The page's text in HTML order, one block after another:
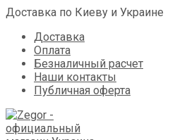
Доставка по Киеву и Украине
Доставка
Оплата
Безналичный расчет
Наши контакты
Публичная оферта